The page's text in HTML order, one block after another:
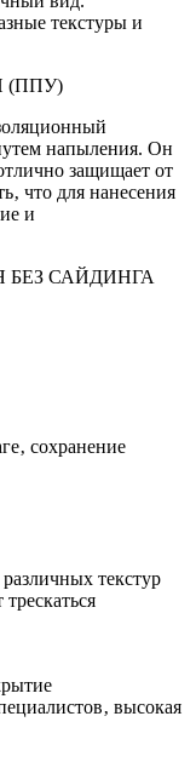
текстуры и
(ППУ)
напыления. Он
защищает от
что для нанесения
и
САЙДИНГА
сохранение
текстур
высокая